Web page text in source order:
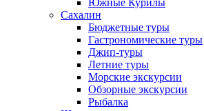
Южные Курилы
Сахалин
Бюджетные туры
Гастрономические туры
Джип-туры
Летние туры
Морские экскурсии
Обзорные экскурсии
Рыбалка